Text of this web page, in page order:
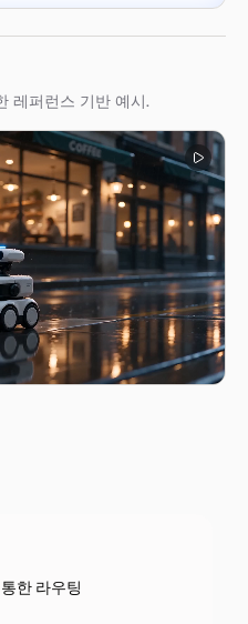
레퍼런스 기반 예시.
한 라우팅